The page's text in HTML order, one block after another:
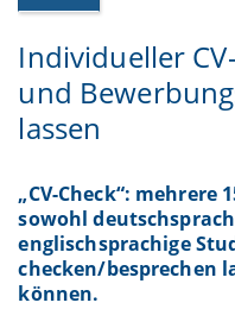
Individueller
und
lassen
„CV-Check“:
sowohl
englischsprachige
checken/besprechen
können.